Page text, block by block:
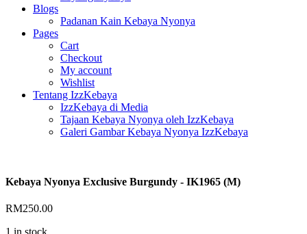
Blogs
Padanan Kain Kebaya Nyonya
Pages
Cart
Checkout
My account
Wishlist
Tentang IzzKebaya
IzzKebaya di Media
Tajaan Kebaya Nyonya oleh IzzKebaya
Galeri Gambar Kebaya Nyonya IzzKebaya
Kebaya Nyonya Exclusive Burgundy - IK1965 (M)
RM250.00
1 in stock